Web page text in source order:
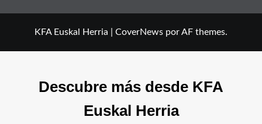
KFA Euskal Herria CoverNews por AF themes.
Descubre más desde KFA
Euskal Herria